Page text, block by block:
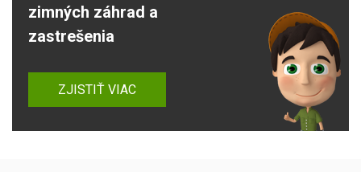
zimných záhrad a
zastrešenia
ZJISTIŤ VIAC